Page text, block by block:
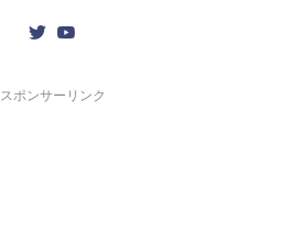
スポンサーリンク